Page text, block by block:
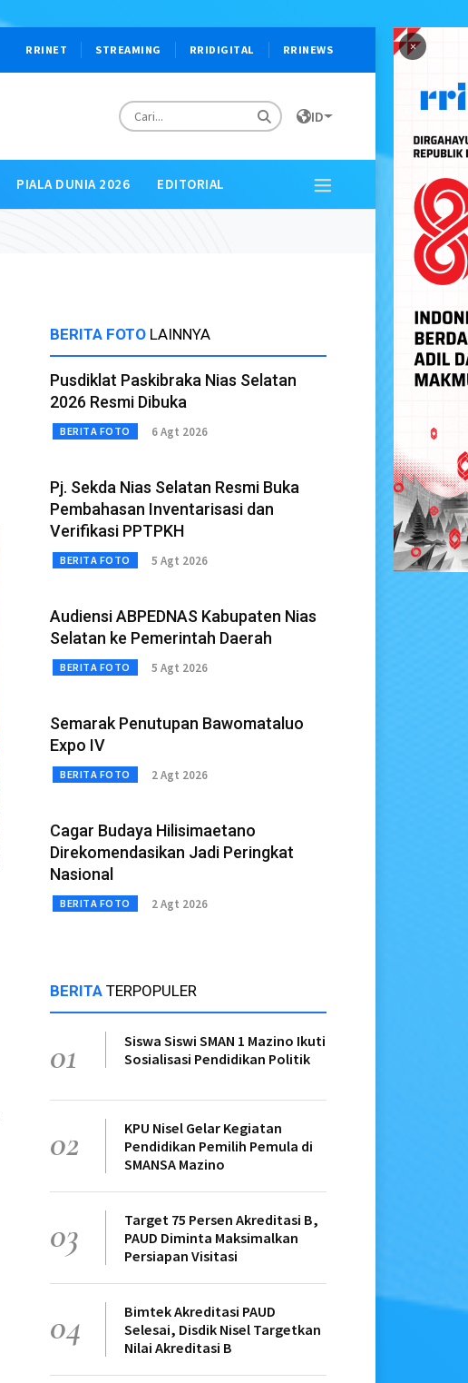
×
RRINET STREAMING RRIDIGITAL RRINEWS
ID
PIALA DUNIA 2026 EDITORIAL
BERITA FOTO LAINNYA
Pusdiklat Paskibraka Nias Selatan
2026 Resmi Dibuka
BERITA FOTO 6 Agt 2026
Pj. Sekda Nias Selatan Resmi Buka
Pembahasan Inventarisasi dan
Verifikasi PPTPKH
BERITA FOTO 5 Agt 2026
Audiensi ABPEDNAS Kabupaten Nias
Selatan ke Pemerintah Daerah
BERITA FOTO 5 Agt 2026
Semarak Penutupan Bawomataluo
Expo IV
BERITA FOTO 2 Agt 2026
Cagar Budaya Hilisimaetano
Direkomendasikan Jadi Peringkat
Nasional
BERITA FOTO 2 Agt 2026
BERITA TERPOPULER
01
Siswa Siswi SMAN 1 Mazino Ikuti
Sosialisasi Pendidikan Politik
02
KPU Nisel Gelar Kegiatan
Pendidikan Pemilih Pemula di
SMANSA Mazino
03
Target 75 Persen Akreditasi B,
PAUD Diminta Maksimalkan
Persiapan Visitasi
04
Bimtek Akreditasi PAUD
Selesai, Disdik Nisel Targetkan
Nilai Akreditasi B